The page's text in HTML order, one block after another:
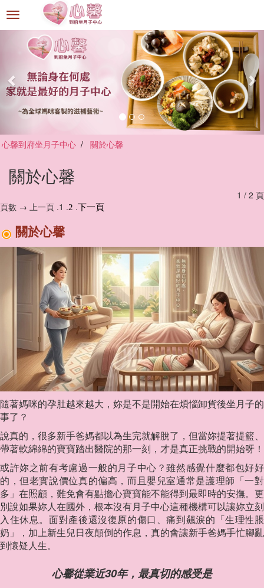
選
單
心馨到府坐月子中心 關於心馨
關於心馨
1 / 2 頁
頁數 → 上一頁 .1 .2 .下一頁
關於心馨
隨著媽咪的孕肚越來越大，妳是不是開始在煩惱卸貨後坐月子的
事了？
說真的，很多新手爸媽都以為生完就解脫了，但當妳提著提籃、
帶著軟綿綿的寶寶踏出醫院的那一刻，才是真正挑戰的開始呀！
或許妳之前有考慮過一般的月子中心？雖然感覺什麼都包好好
的，但老實說價位真的偏高，而且嬰兒室通常是護理師「一對
多」在照顧，難免會有點擔心寶寶能不能得到最即時的安撫。更
別說如果妳人在國外，根本沒有月子中心這種機構可以讓妳立刻
入住休息。面對產後還沒復原的傷口、痛到飆淚的「生理性脹
奶」，加上新生兒日夜顛倒的作息，真的會讓新手爸媽手忙腳亂
到懷疑人生。
心馨從業近30年，最真切的感受是